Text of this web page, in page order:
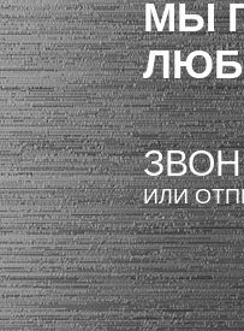
МЫ
ИЛИ